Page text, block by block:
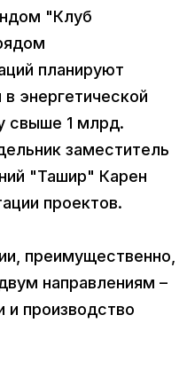
"Клуб
планируют
энергетической
свыше 1 млрд.
заместитель
"Ташир" Карен
проектов.
преимущественно,
направлениям –
и производство